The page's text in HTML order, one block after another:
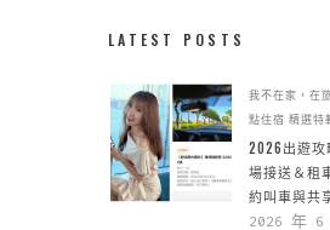
LATEST POSTS
我不在家，在
點住宿 精選特
2026出遊攻
場接送＆租
約叫車與共
2026 年 6